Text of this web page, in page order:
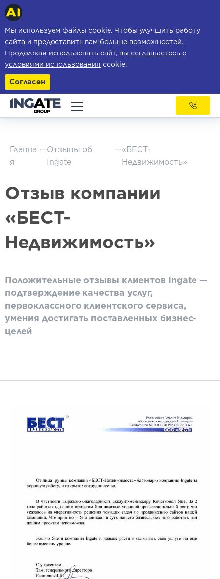
Мы используем файлы cookie. Чтобы улучшить работу
сайта и предоставить вам больше возможностей.
Продолжая использовать сайт, вы соглашаетесь с
условиями использования cookie.
Согласен
Главна
я
—Отзывы об
Ingate
—«БЕСТ-
Недвижимость»
Отзыв компании
«БЕСТ-
Недвижимость»
Положительные отзывы клиентов Ingate —
подтверждение качества услуг,
первоклассного клиентского сервиса,
умения достигать поставленных бизнес-
целей